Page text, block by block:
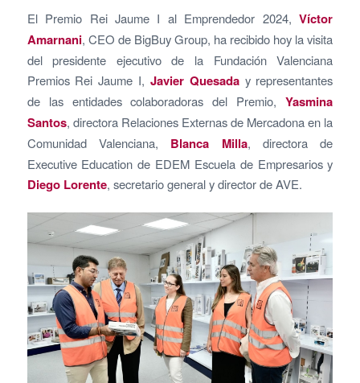
El Premio Rei Jaume I al Emprendedor 2024,Víctor
Amarnani, CEO de BigBuy Group, ha recibido hoy la visita
del presidente ejecutivo de la Fundación Valenciana
Premios Rei Jaume I, Javier Quesaday representantes
de las entidades colaboradoras del Premio,Yasmina
Santos, directora Relaciones Externas de Mercadona en la
Comunidad Valenciana, Blanca Milla, directora de
Executive Education de EDEM Escuela de Empresarios y
Diego Lorente, secretario general y director de AVE.